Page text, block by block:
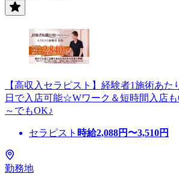
【高収入セラピスト】経験者1施術あた
日で入店可能☆Wワーク＆短時間入店
～でもOK♪
セラピスト 時給2,088円〜3,510円
勤務地